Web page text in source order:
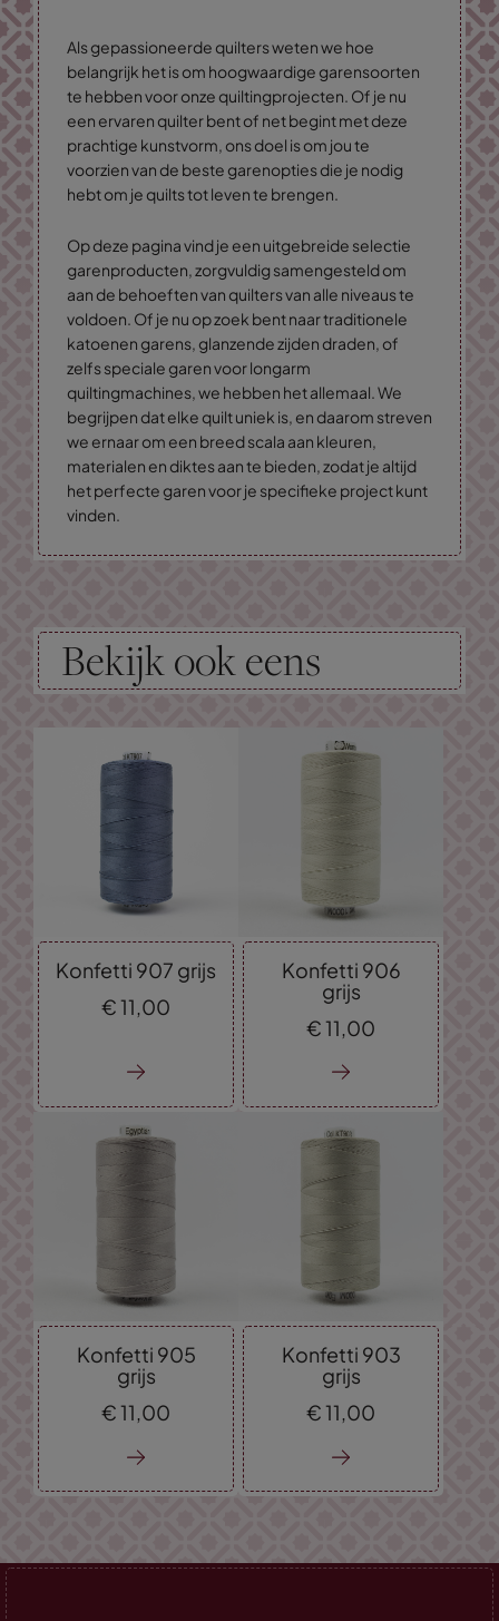
Als gepassioneerde quilters weten we hoe
belangrijk het is om hoogwaardige garensoorten
te hebben voor onze quiltingprojecten. Of je nu
een ervaren quilter bent of net begint met deze
prachtige kunstvorm, ons doel is om jou te
voorzien van de beste garenopties die je nodig
hebt om je quilts tot leven te brengen.
Op deze pagina vind je een uitgebreide selectie
garenproducten, zorgvuldig samengesteld om
aan de behoeften van quilters van alle niveaus te
voldoen. Of je nu op zoek bent naar traditionele
katoenen garens, glanzende zijden draden, of
zelfs speciale garen voor longarm
quiltingmachines, we hebben het allemaal. We
begrijpen dat elke quilt uniek is, en daarom streven
we ernaar om een breed scala aan kleuren,
materialen en diktes aan te bieden, zodat je altijd
het perfecte garen voor je specifieke project kunt
vinden.
Bekijk ook eens
Konfetti 907 grijs
€11,00
Konfetti 906
grijs
€11,00
Konfetti 905
grijs
€11,00
Konfetti 903
grijs
€11,00